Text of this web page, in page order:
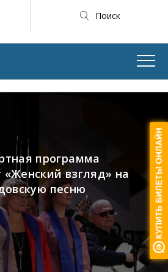
Поиск
программа
«Женский взгляд» на
песню